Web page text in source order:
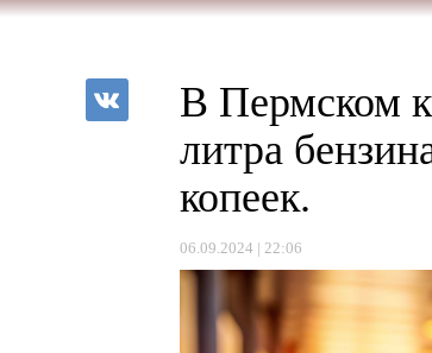
В Пермском
литра
копеек.
06.09.2024 | 22:06